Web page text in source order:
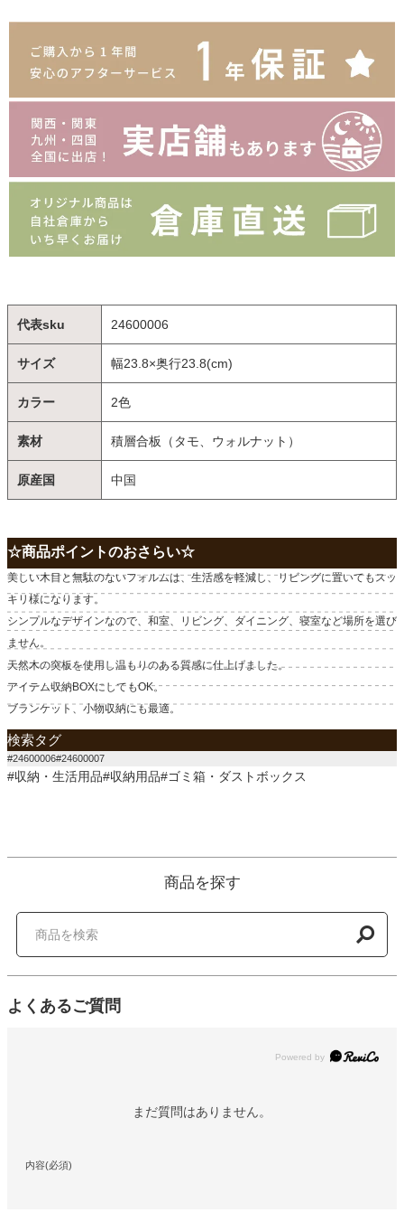
代表sku 24600006
サイズ 幅23.8×奥行23.8(cm)
カラー 2色
素材 積層合板（タモ、ウォルナット）
原産国 中国
☆商品ポイントのおさらい☆
美しい木目と無駄のないフォルムは、生活感を軽減し、リビングに置いてもスッ
キリ様になります。
シンプルなデザインなので、和室、リビング、ダイニング、寝室など場所を選び
ません。
天然木の突板を使用し温もりのある質感に仕上げました。
アイテム収納BOXにしてもOK。
ブランケット、小物収納にも最適。
検索タグ
#24600006#24600007
#収納・生活用品#収納用品#ゴミ箱・ダストボックス
商品を探す
よくあるご質問
Powered by
まだ質問はありません。
内容(必須)